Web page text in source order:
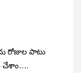
రోజుల పాటు
చేశాం….